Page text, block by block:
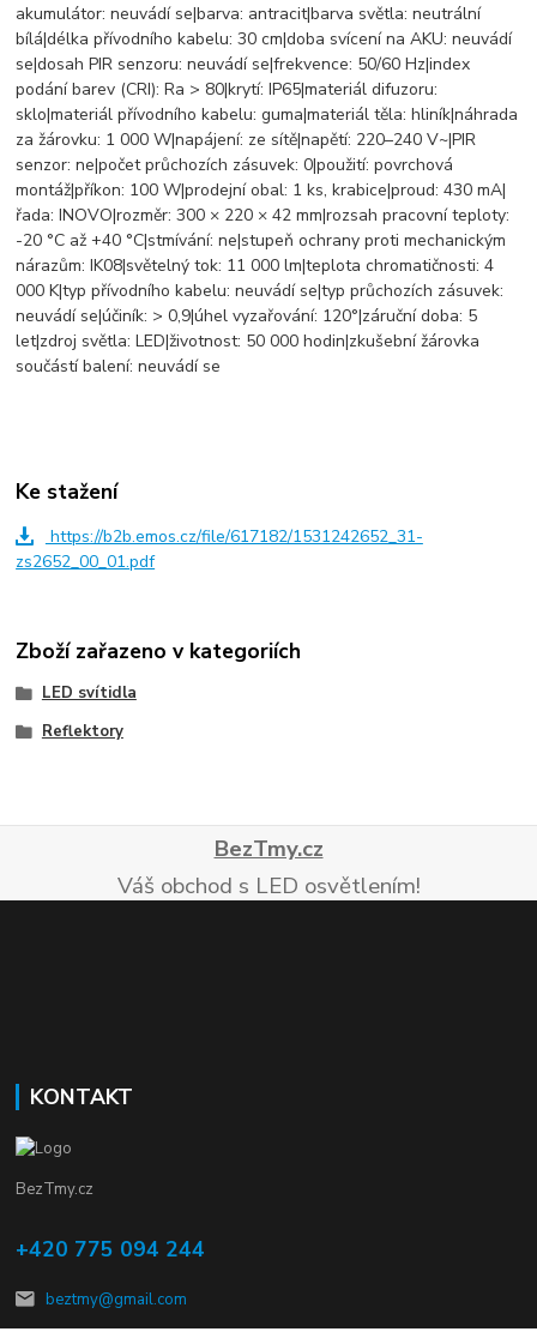
akumulátor: neuvádí se|barva: antracit|barva světla: neutrální
bílá|délka přívodního kabelu: 30 cm|doba svícení na AKU: neuvádí
se|dosah PIR senzoru: neuvádí se|frekvence: 50/60 Hz|index
podání barev (CRI): Ra > 80|krytí: IP65|materiál difuzoru:
sklo|materiál přívodního kabelu: guma|materiál těla: hliník|náhrada
za žárovku: 1 000 W|napájení: ze sítě|napětí: 220–240 V~|PIR
senzor: ne|počet průchozích zásuvek: 0|použití: povrchová
montáž|příkon: 100 W|prodejní obal: 1 ks, krabice|proud: 430 mA|
řada: INOVO|rozměr: 300 × 220 × 42 mm|rozsah pracovní teploty:
-20 °C až +40 °C|stmívání: ne|stupeň ochrany proti mechanickým
nárazům: IK08|světelný tok: 11 000 lm|teplota chromatičnosti: 4
000 K|typ přívodního kabelu: neuvádí se|typ průchozích zásuvek:
neuvádí se|účiník: > 0,9|úhel vyzařování: 120°|záruční doba: 5
let|zdroj světla: LED|životnost: 50 000 hodin|zkušební žárovka
součástí balení: neuvádí se
Ke stažení
https://b2b.emos.cz/file/617182/1531242652_31-
zs2652_00_01.pdf
Zboží zařazeno v kategoriích
LED svítidla
Reflektory
BezTmy.cz
Váš obchod s LED osvětlením!
KONTAKT
BezTmy.cz
+420 775 094 244
beztmy@gmail.com